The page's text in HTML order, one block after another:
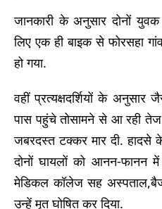
जानकारी के अनुसार दोनों
लिए एक ही बाइक से फोरसहा
हो गया.
वहीं प्रत्यक्षदर्शियों के
पास पहुंचे तोसामने से आ रही तेज
जबरदस्त टक्कर मार दी. हादसे
दोनों घायलों को आनन-फानन में
मेडिकल कॉलेज सह
उन्हें मृत घोषित कर दिया.